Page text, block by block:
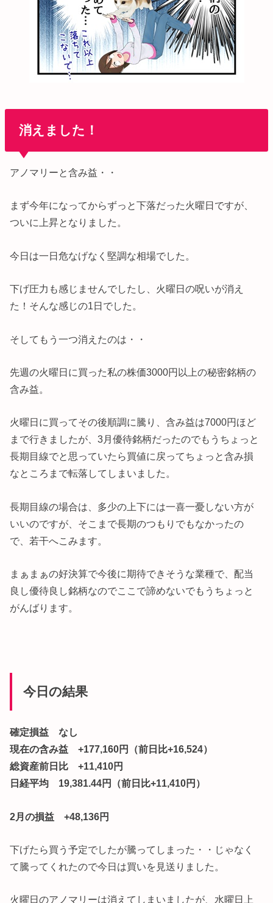
消えました！
アノマリーと含み益・・
まず今年になってからずっと下落だった火曜日ですが、
ついに上昇となりました。
今日は一日危なげなく堅調な相場でした。
下げ圧力も感じませんでしたし、火曜日の呪いが消え
た！そんな感じの1日でした。
そしてもう一つ消えたのは・・
先週の火曜日に買った私の株価3000円以上の秘密銘柄の
含み益。
火曜日に買ってその後順調に騰り、含み益は7000円ほど
まで行きましたが、3月優待銘柄だったのでもうちょっと
長期目線でと思っていたら買値に戻ってちょっと含み損
なところまで転落してしまいました。
長期目線の場合は、多少の上下には一喜一憂しない方が
いいのですが、そこまで長期のつもりでもなかったの
で、若干へこみます。
まぁまぁの好決算で今後に期待できそうな業種で、配当
良し優待良し銘柄なのでここで諦めないでもうちょっと
がんばります。
今日の結果
確定損益 なし
現在の含み益 +177,160円（前日比+16,524）
総資産前日比 +11,410円
日経平均 19,381.44円（前日比+11,410円）
2月の損益 +48,136円
下げたら買う予定でしたが騰ってしまった・・じゃなく
て騰ってくれたので今日は買いを見送りました。
火曜日のアノマリーは消えてしまいましたが、水曜日上